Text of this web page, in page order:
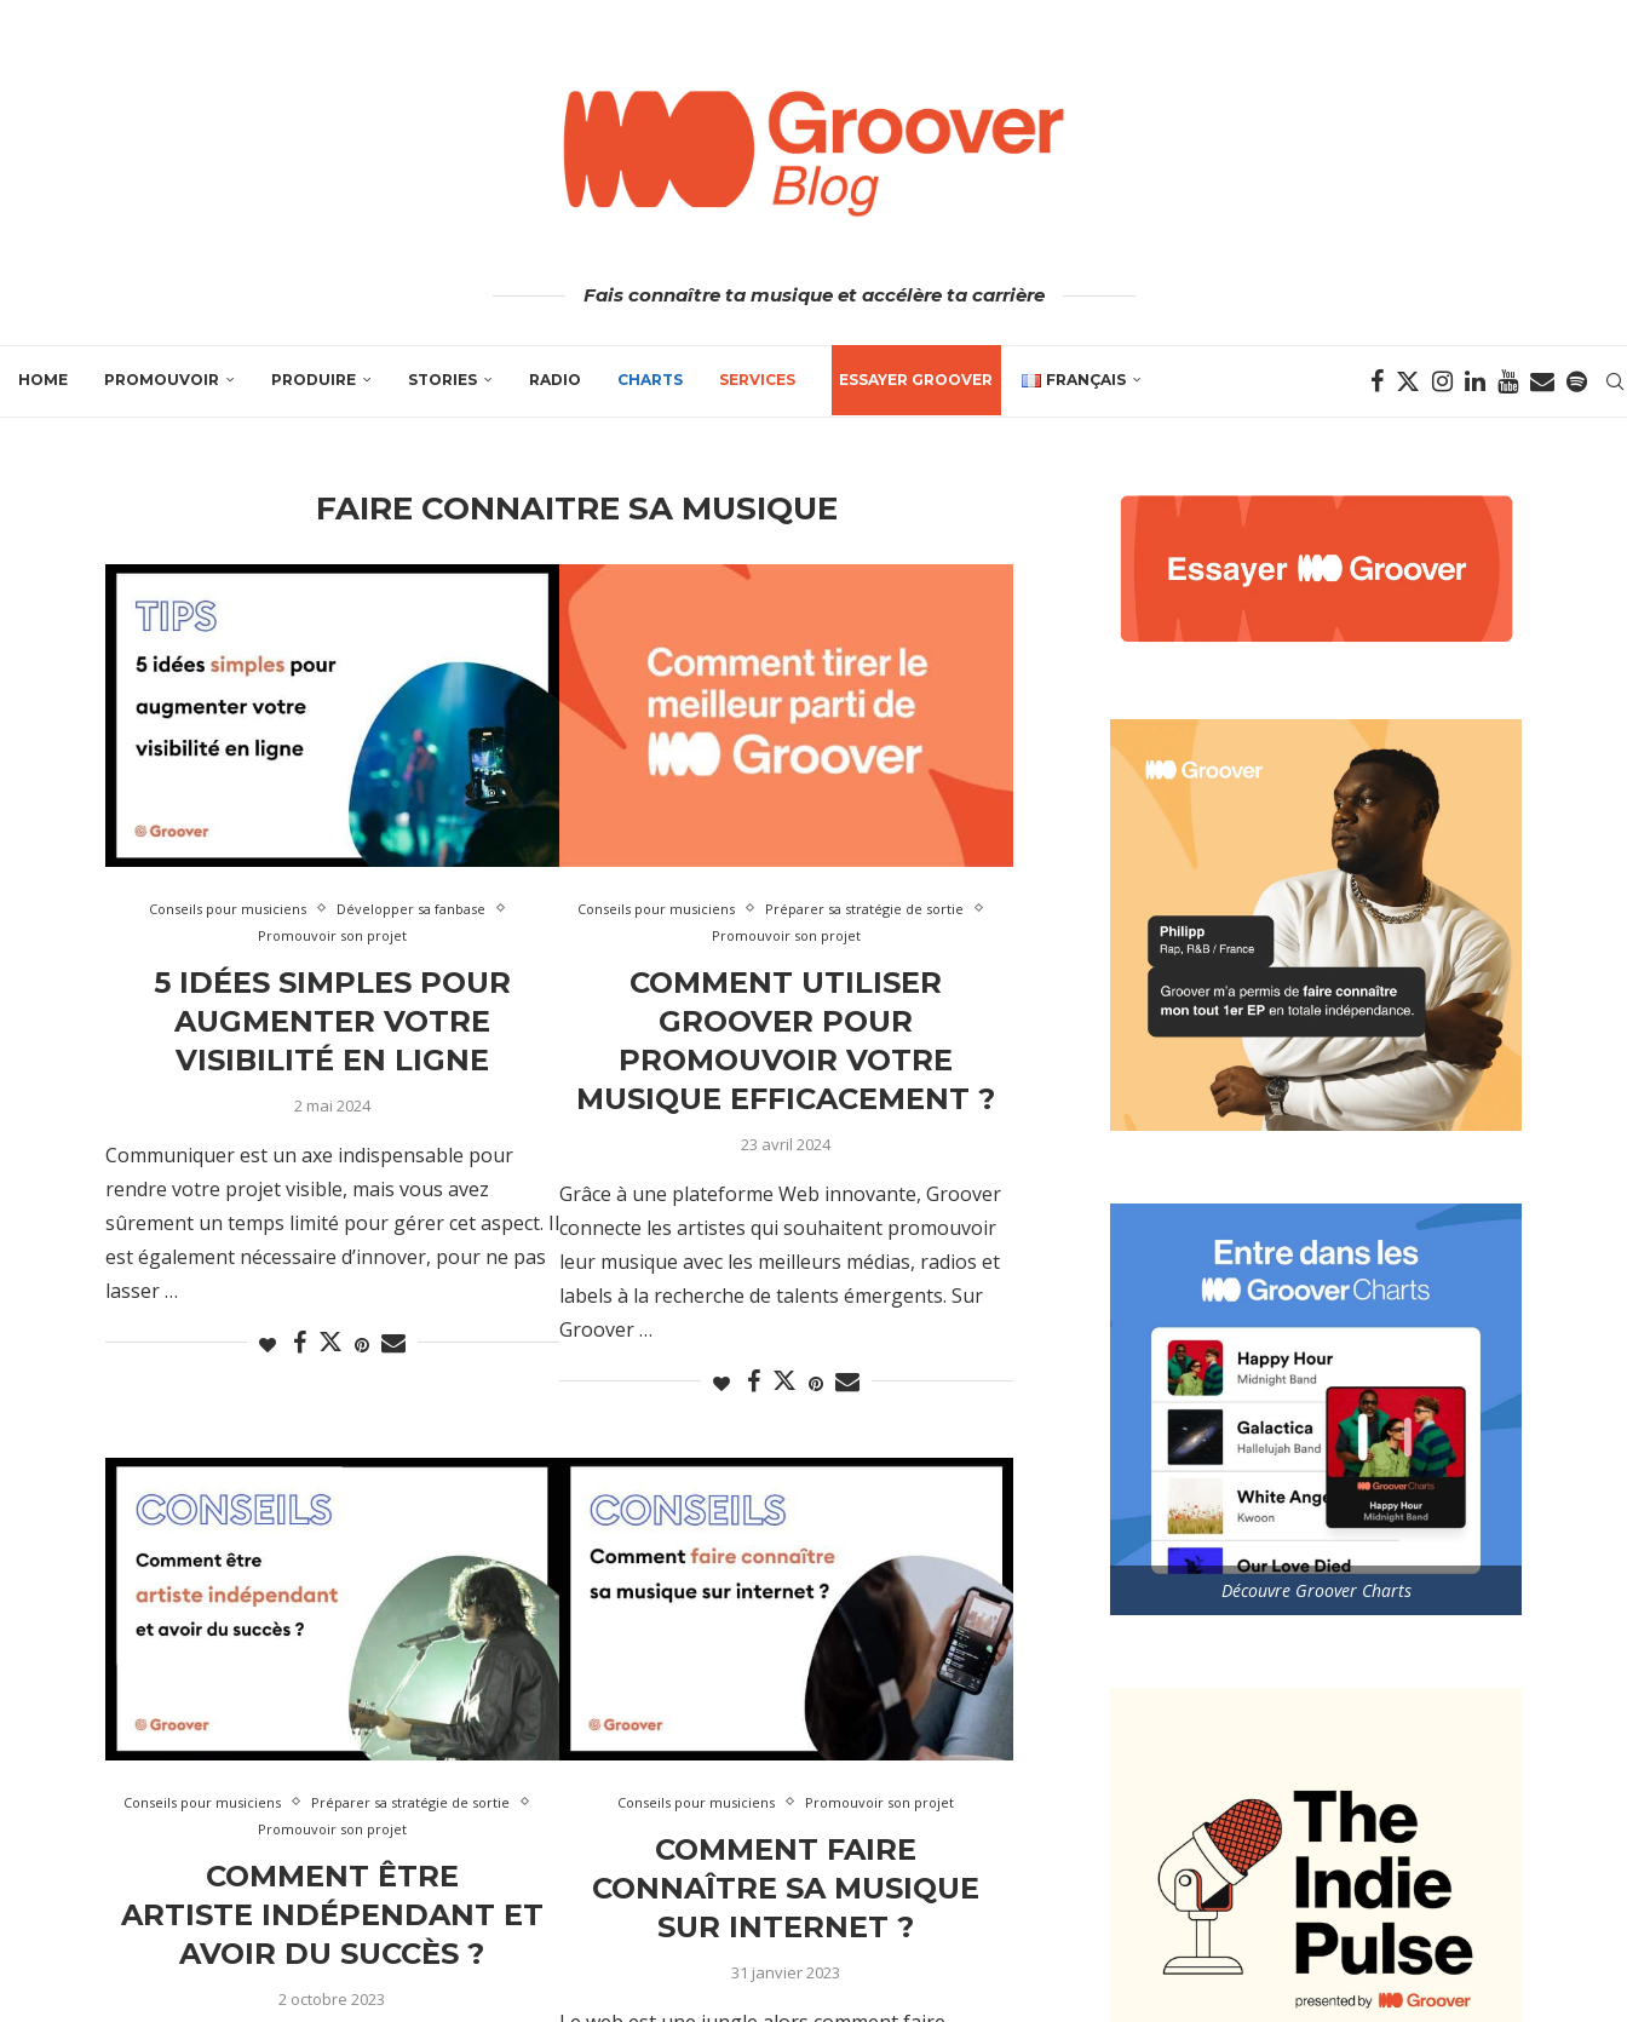
Fais connaître ta musique et accélère ta carrière
HOME PROMOUVOIR PRODUIRE STORIES RADIO CHARTS SERVICES ESSAYER GROOVER FRANÇAIS
FAIRE CONNAITRE SA MUSIQUE
Conseils pour musiciens
Développer sa fanbase
Promouvoir son projet
5 IDÉES SIMPLES POUR
AUGMENTER VOTRE
VISIBILITÉ EN LIGNE
2 mai 2024
Communiquer est un axe indispensable pour
rendre votre projet visible, mais vous avez
sûrement un temps limité pour gérer cet aspect. Il
est également nécessaire d’innover, pour ne pas
lasser …
Conseils pour musiciens
Préparer sa stratégie de sortie
Promouvoir son projet
COMMENT UTILISER
GROOVER POUR
PROMOUVOIR VOTRE
MUSIQUE EFFICACEMENT ?
23 avril 2024
Grâce à une plateforme Web innovante, Groover
connecte les artistes qui souhaitent promouvoir
leur musique avec les meilleurs médias, radios et
labels à la recherche de talents émergents. Sur
Groover …
Conseils pour musiciens
Préparer sa stratégie de sortie
Promouvoir son projet
COMMENT ÊTRE
ARTISTE INDÉPENDANT ET
AVOIR DU SUCCÈS ?
2 octobre 2023
Conseils pour musiciens Promouvoir son projet
COMMENT FAIRE
CONNAÎTRE SA MUSIQUE
SUR INTERNET ?
31 janvier 2023
Découvre Groover Charts